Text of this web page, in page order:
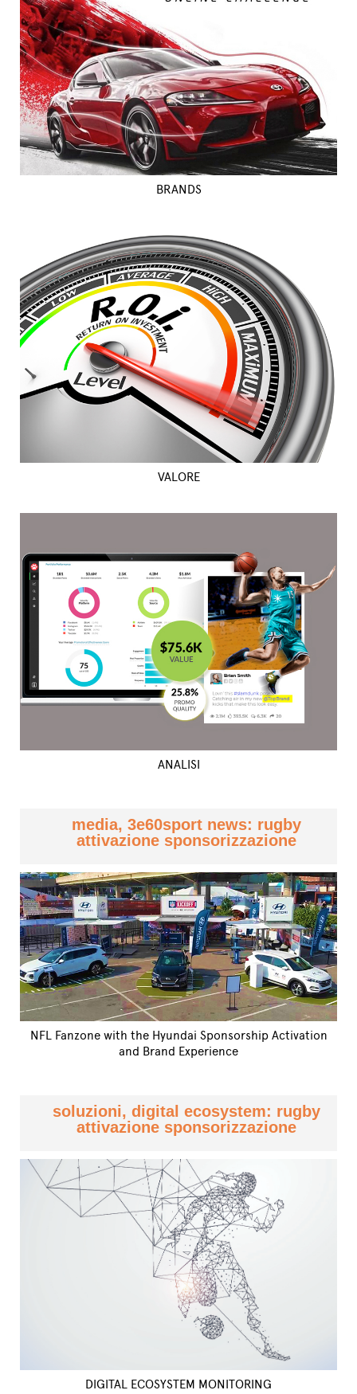
BRANDS
VALORE
ANALISI
media, 3e60sport news: rugby
attivazione sponsorizzazione
NFL Fanzone with the Hyundai Sponsorship Activation
and Brand Experience
soluzioni, digital ecosystem: rugby
attivazione sponsorizzazione
DIGITAL ECOSYSTEM MONITORING